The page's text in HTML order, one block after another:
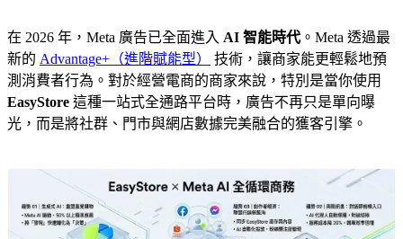
在 2026 年，Meta 廣告已全面進入 AI 智能時代。Meta 透過最
新的 Advantage+（進階賦能型）
技術，讓商家能更輕鬆地預
測消費者行為。對於經營電商的商家來說，特別是當你使用
EasyStore 這種一站式全通路平台時，廣告不再只是單向曝
光，而是將社群、門市與網店數據完美融合的獲客引擎。